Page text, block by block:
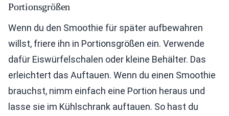
Portionsgrößen
Wenn du den Smoothie für später aufbewahren
willst, friere ihn in Portionsgrößen ein. Verwende
dafür Eiswürfelschalen oder kleine Behälter. Das
erleichtert das Auftauen. Wenn du einen Smoothie
brauchst, nimm einfach eine Portion heraus und
lasse sie im Kühlschrank auftauen. So hast du